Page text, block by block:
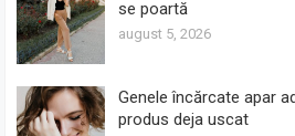
se poartă
august 5, 2026
Genele încărcate apar
produs deja uscat